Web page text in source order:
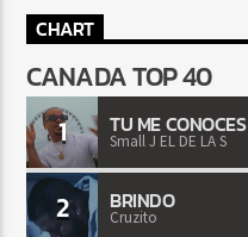
CHART
CANADA TOP 40
1 TU ME CONOCES
Small J EL DE LA S
2 BRINDO
Cruzito